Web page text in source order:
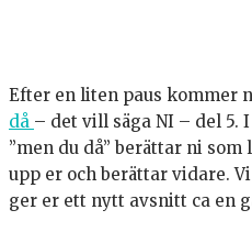
Efter en liten paus kommer
då – det vill säga NI – del
”men du då” berättar ni
upp er och berättar vidare.
ger er ett nytt avsnitt ca en